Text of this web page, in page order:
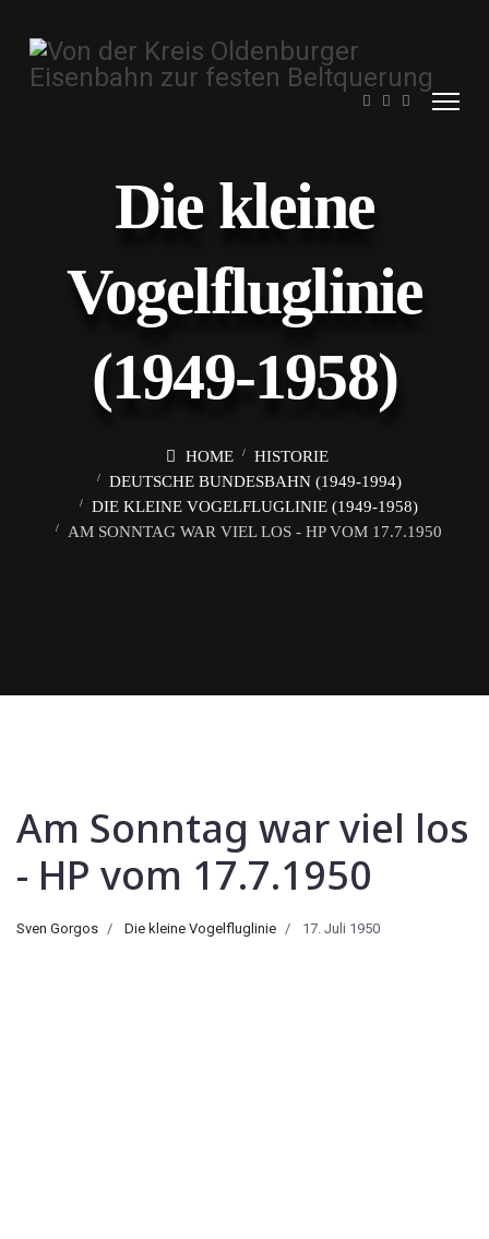
Die kleine
Vogelfluglinie
(1949-1958)
HOME
HISTORIE
DEUTSCHE BUNDESBAHN (1949-1994)
DIE KLEINE VOGELFLUGLINIE (1949-1958)
AM SONNTAG WAR VIEL LOS - HP VOM 17.7.1950
Am Sonntag war viel los
- HP vom 17.7.1950
Sven Gorgos Die kleine Vogelfluglinie 17. Juli 1950